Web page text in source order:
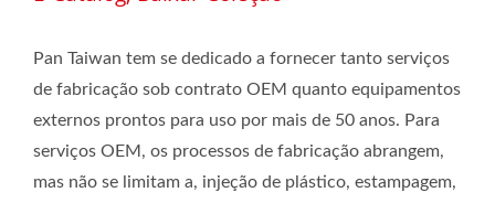
Pan Taiwan tem se dedicado a fornecer tanto serviços
de fabricação sob contrato OEM quanto equipamentos
externos prontos para uso por mais de 50 anos. Para
serviços OEM, os processos de fabricação abrangem,
mas não se limitam a, injeção de plástico, estampagem,